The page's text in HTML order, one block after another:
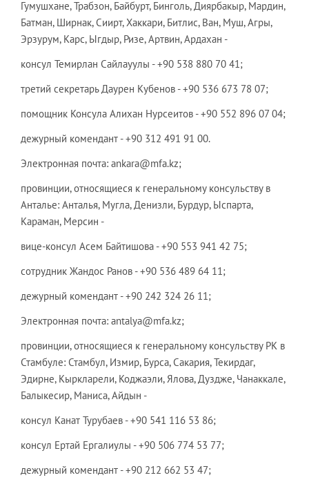
Гумушхане, Трабзон, Байбурт, Бинголь, Диярбакыр, Мардин,
Батман, Ширнак, Сиирт, Хаккари, Битлис, Ван, Муш, Агры,
Эрзурум, Карс, Ыгдыр, Ризе, Артвин, Ардахан -
консул Темирлан Сайлауулы - +90 538 880 70 41;
третий секретарь Даурен Кубенов - +90 536 673 78 07;
помощник Консула Алихан Нурсеитов - +90 552 896 07 04;
дежурный комендант - +90 312 491 91 00.
Электронная почта: ankara@mfa.kz;
провинции, относящиеся к генеральному консульству в
Анталье: Анталья, Мугла, Денизли, Бурдур, Ыспарта,
Караман, Мерсин -
вице-консул Асем Байтишова - +90 553 941 42 75;
сотрудник Жандос Ранов - +90 536 489 64 11;
дежурный комендант - +90 242 324 26 11;
Электронная почта: antalya@mfa.kz;
провинции, относящиеся к генеральному консульству РК в
Стамбуле: Стамбул, Измир, Бурса, Сакария, Текирдаг,
Эдирне, Кыркларели, Коджаэли, Ялова, Дуздже, Чанаккале,
Балыкесир, Маниса, Айдын -
консул Канат Турубаев - +90 541 116 53 86;
консул Ертай Ергалиулы - +90 506 774 53 77;
дежурный комендант - +90 212 662 53 47;